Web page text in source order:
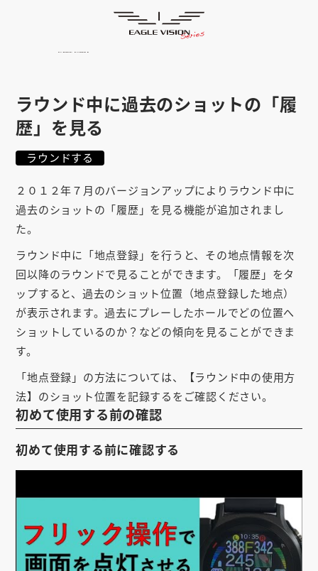
ゴルフナビ
ピンポジ君 PIN POSITION
取扱い店舗SHOP
購入する
お知らせ
お問い合わせ
ゴルフ場の方へ
公式オンラインショップ
使用方法
ラウンド中に過去のショットの「履
歴」を見る
ラウンドする
２０１２年７月のバージョンアップによりラウンド中に
過去のショットの「履歴」を見る機能が追加されまし
た。
ラウンド中に「地点登録」を行うと、その地点情報を次
回以降のラウンドで見ることができます。「履歴」をタ
ップすると、過去のショット位置（地点登録した地点）
が表示されます。過去にプレーしたホールでどの位置へ
ショットしているのか？などの傾向を見ることができま
す。
「地点登録」の方法については、【ラウンド中の使用方
法】のショット位置を記録するをご確認ください。
初めて使用する前の確認
初めて使用する前に確認する